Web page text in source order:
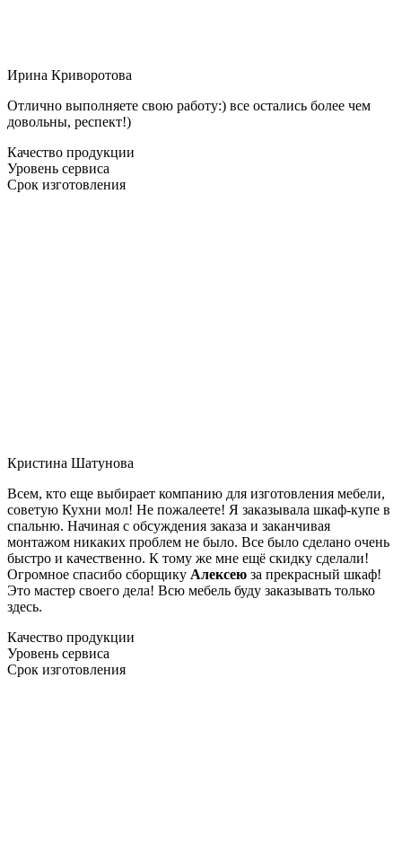
Ирина Криворотова
Отлично выполняете свою работу:) все остались более чем
довольны, респект!)
Качество продукции
Уровень сервиса
Срок изготовления
Кристина Шатунова
Всем, кто еще выбирает компанию для изготовления мебели,
советую Кухни мол! Не пожалеете! Я заказывала шкаф-купе в
спальню. Начиная с обсуждения заказа и заканчивая
монтажом никаких проблем не было. Все было сделано очень
быстро и качественно. К тому же мне ещё скидку сделали!
Огромное спасибо сборщику Алексею за прекрасный шкаф!
Это мастер своего дела! Всю мебель буду заказывать только
здесь.
Качество продукции
Уровень сервиса
Срок изготовления